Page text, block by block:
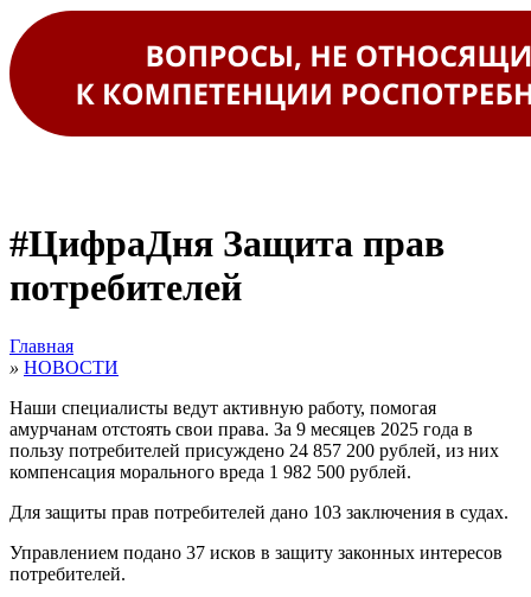
#ЦифраДня Защита прав
потребителей
Главная
» НОВОСТИ
Наши специалисты ведут активную работу, помогая
амурчанам отстоять свои права. За 9 месяцев 2025 года в
пользу потребителей присуждено 24 857 200 рублей, из них
компенсация морального вреда 1 982 500 рублей.
Для защиты прав потребителей дано 103 заключения в судах.
Управлением подано 37 исков в защиту законных интересов
потребителей.